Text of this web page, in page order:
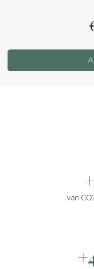
van